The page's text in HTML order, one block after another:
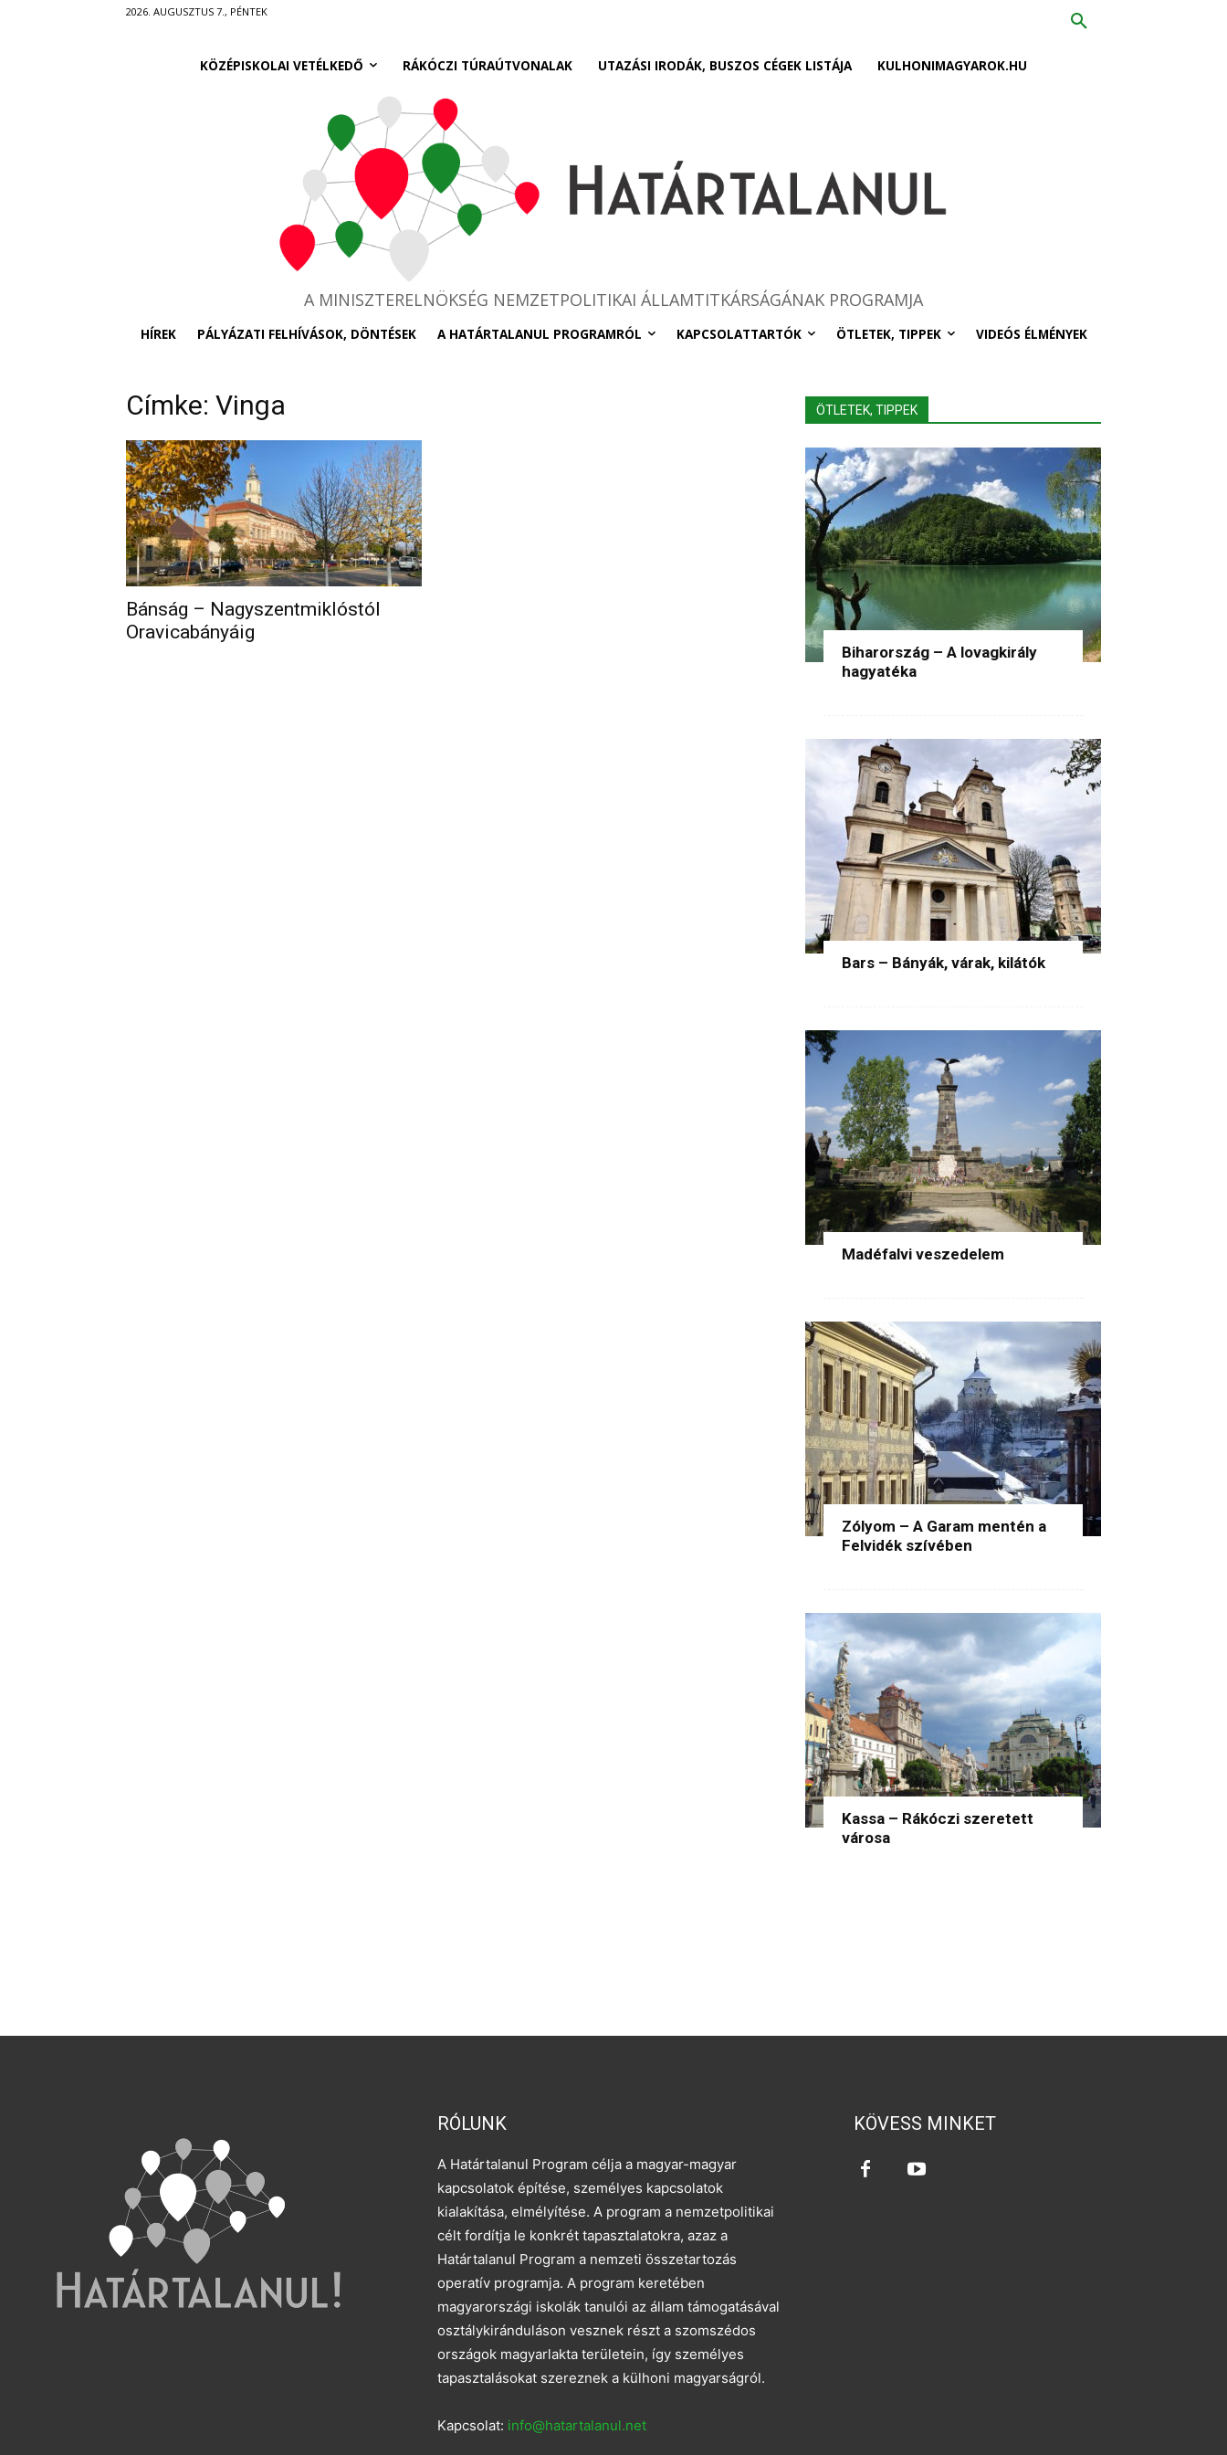
2026. AUGUSZTUS 7., PÉNTEK
KÖZÉPISKOLAI VETÉLKEDŐ RÁKÓCZI TÚRAÚTVONALAK UTAZÁSI IRODÁK, BUSZOS CÉGEK LISTÁJA KULHONIMAGYAROK.HU
A MINISZTERELNÖKSÉG NEMZETPOLITIKAI ÁLLAMTITKÁRSÁGÁNAK PROGRAMJA
HÍREK PÁLYÁZATI FELHÍVÁSOK, DÖNTÉSEK A HATÁRTALANUL PROGRAMRÓL KAPCSOLATTARTÓK ÖTLETEK, TIPPEK VIDEÓS ÉLMÉNYEK
Címke: Vinga
Bánság – Nagyszentmiklóstól
Oravicabányáig
ÖTLETEK, TIPPEK
Biharország – A lovagkirály
hagyatéka
Bars – Bányák, várak, kilátók
Madéfalvi veszedelem
Zólyom – A Garam mentén a
Felvidék szívében
Kassa – Rákóczi szeretett
városa
RÓLUNK
A Határtalanul Program célja a magyar-magyar
kapcsolatok építése, személyes kapcsolatok
kialakítása, elmélyítése. A program a nemzetpolitikai
célt fordítja le konkrét tapasztalatokra, azaz a
Határtalanul Program a nemzeti összetartozás
operatív programja. A program keretében
magyarországi iskolák tanulói az állam támogatásával
osztálykiránduláson vesznek részt a szomszédos
országok magyarlakta területein, így személyes
tapasztalásokat szereznek a külhoni magyarságról.
Kapcsolat: info@hatartalanul.net
KÖVESS MINKET